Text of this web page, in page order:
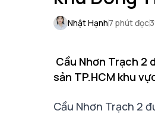
Nhật Hạnh7 phút đọc
Cầu Nhơn Trạch 2
sản TP.HCM khu
Cầu Nhơn Trạch 2